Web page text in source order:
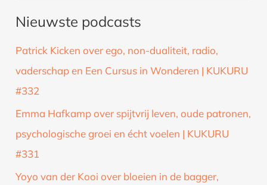
e
k
a
Nieuwste podcasts
Patrick Kicken over ego, non-dualiteit, radio,
vaderschap en Een Cursus in Wonderen | KUKURU
#332
Emma Hafkamp over spijtvrij leven, oude patronen,
psychologische groei en écht voelen | KUKURU
#331
Yoyo van der Kooi over bloeien in de bagger,